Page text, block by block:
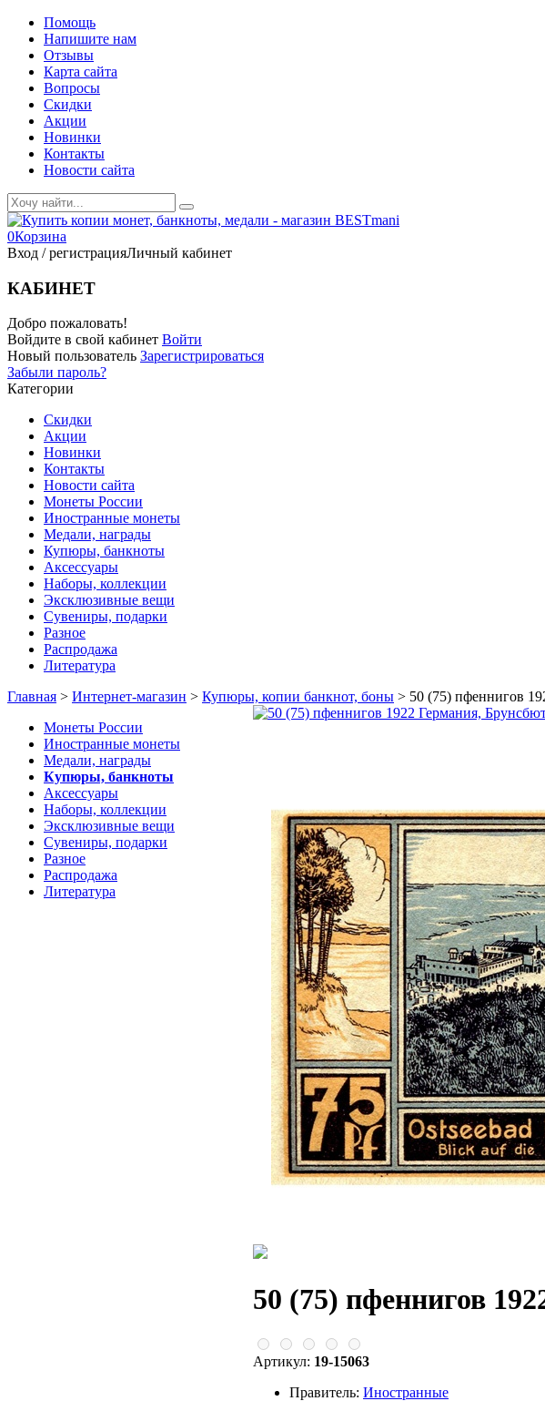
Помощь
Напишите нам
Отзывы
Карта сайта
Вопросы
Скидки
Акции
Новинки
Контакты
Новости сайта
0Корзина
Вход / регистрацияЛичный кабинет
КАБИНЕТ
Добро пожаловать!
Войдите в свой кабинет Войти
Новый пользователь Зарегистрироваться
Забыли пароль?
Категории
Скидки
Акции
Новинки
Контакты
Новости сайта
Монеты России
Иностранные монеты
Медали, награды
Купюры, банкноты
Аксессуары
Наборы, коллекции
Эксклюзивные вещи
Сувениры, подарки
Разное
Распродажа
Литература
Главная > Интернет-магазин > Купюры, копии банкнот, боны > 50 (75) пфеннигов
50 (75) пфеннигов
Артикул: 19-15063
Правитель: Иностранные
Монеты России
Иностранные монеты
Медали, награды
Купюры, банкноты
Аксессуары
Наборы, коллекции
Эксклюзивные вещи
Сувениры, подарки
Разное
Распродажа
Литература